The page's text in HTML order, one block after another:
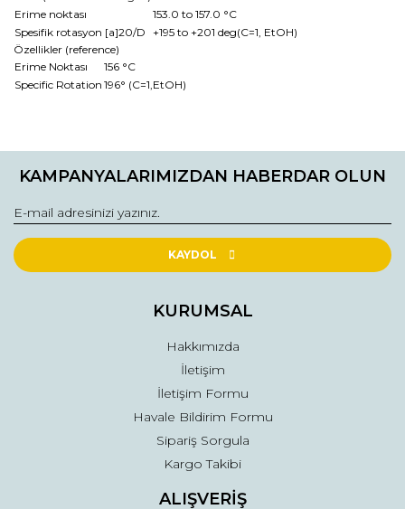
Erime noktası
153.0 to 157.0 °C
Spesifik rotasyon [a]20/D +195 to +201 deg(C=1, EtOH)
Özellikler (reference)
Erime Noktası
156 °C
Specific Rotation 196° (C=1,EtOH)
konularda yetersiz gördüğünüz noktaları öneri formunu
Görüş ve önerileriniz için teşekkür ederiz.
Ürün resmi kalitesiz, bozuk veya görüntülenemiyor.
Ürün açıklamasında eksik bilgiler bulunuyor.
Ürün fiyatı diğer sitelerden daha pahalı.
Gönder
KAMPANYALARIMIZDAN HABERDAR OLUN
KAYDOL
KURUMSAL
Hakkımızda
İletişim
İletişim Formu
Havale Bildirim Formu
Sipariş Sorgula
Kargo Takibi
ALIŞVERİŞ